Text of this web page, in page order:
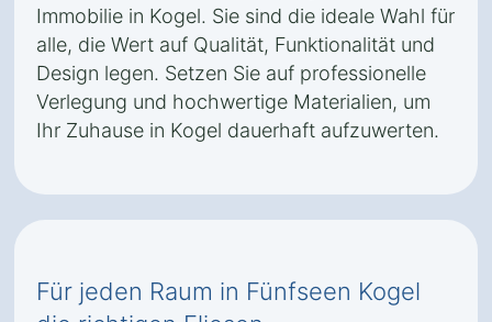
Immobilie in Kogel. Sie sind die ideale Wahl für
alle, die Wert auf Qualität, Funktionalität und
Design legen. Setzen Sie auf professionelle
Verlegung und hochwertige Materialien, um
Ihr Zuhause in Kogel dauerhaft aufzuwerten.
Für jeden Raum in Fünfseen Kogel